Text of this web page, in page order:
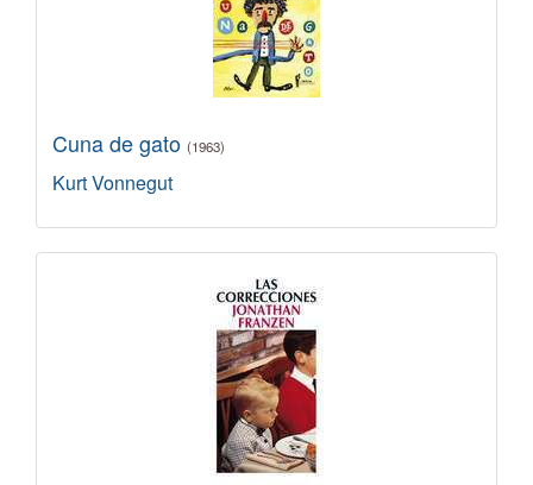
Cuna de gato (1963)
Kurt Vonnegut